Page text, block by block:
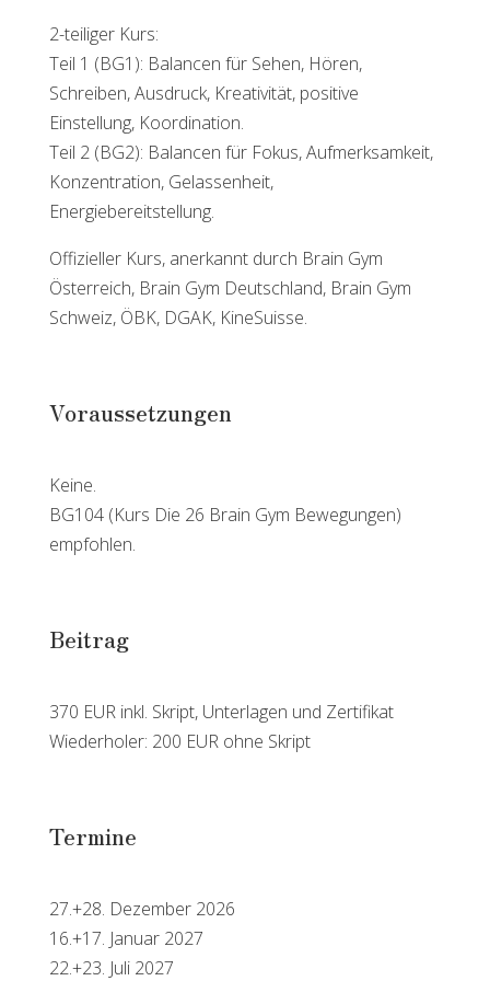
2-teiliger Kurs:
Teil 1 (BG1): Balancen für Sehen, Hören,
Schreiben, Ausdruck, Kreativität, positive
Einstellung, Koordination.
Teil 2 (BG2): Balancen für Fokus, Aufmerksamkeit,
Konzentration, Gelassenheit,
Energiebereitstellung.
Offizieller Kurs, anerkannt durch Brain Gym
Österreich, Brain Gym Deutschland, Brain Gym
Schweiz, ÖBK, DGAK, KineSuisse.
Voraussetzungen
Keine.
BG104 (Kurs Die 26 Brain Gym Bewegungen)
empfohlen.
Beitrag
370 EUR inkl. Skript, Unterlagen und Zertifikat
Wiederholer: 200 EUR ohne Skript
Termine
27.+28. Dezember 2026
16.+17. Januar 2027
22.+23. Juli 2027